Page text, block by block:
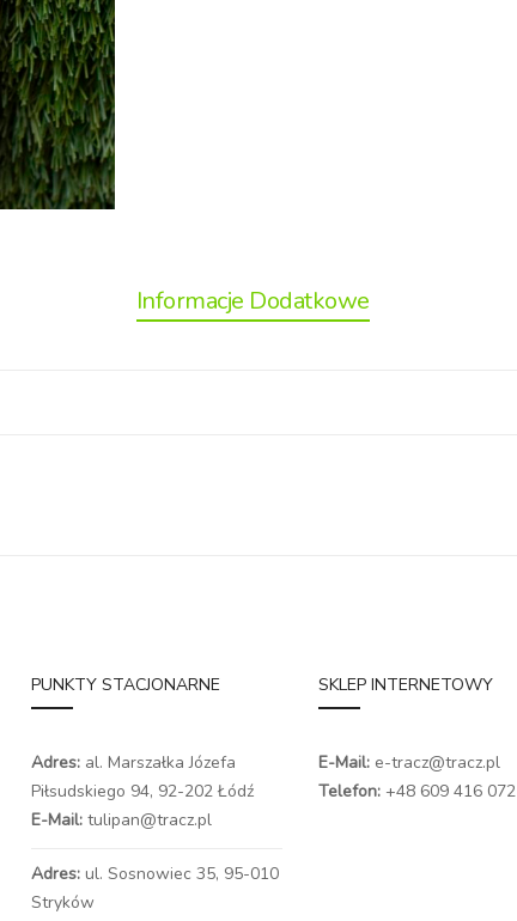
Informacje Dodatkowe
PUNKTY STACJONARNE
Adres: al. Marszałka Józefa
Piłsudskiego 94, 92-202 Łódź
E-Mail: tulipan@tracz.pl
Adres: ul. Sosnowiec 35, 95-010
Stryków
SKLEP INTERNETOWY
E-Mail: e-tracz@tracz.pl
Telefon: +48 609 416 072